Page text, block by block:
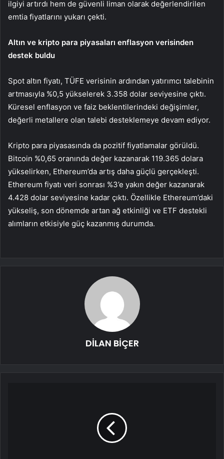
ilgiyi artırdı hem de güvenli liman olarak değerlendirilen
emtia fiyatlarını yukarı çekti.
Altın ve kripto para piyasaları enflasyon verisinden
destek buldu
Spot altın fiyatı, TÜFE verisinin ardından yatırımcı talebinin
artmasıyla %0,5 yükselerek 3.358 dolar seviyesine çıktı.
Küresel enflasyon ve faiz beklentilerindeki değişimler,
değerli metallere olan talebi desteklemeye devam ediyor.
Kripto para piyasasında da pozitif fiyatlamalar görüldü.
Bitcoin %0,65 oranında değer kazanarak 119.365 dolara
yükselirken, Ethereum’da artış daha güçlü gerçekleşti.
Ethereum fiyatı veri sonrası %3’e yakın değer kazanarak
4.428 dolar seviyesine kadar çıktı. Özellikle Ethereum’daki
yükseliş, son dönemde artan ağ etkinliği ve ETF destekli
alımların etkisiyle güç kazanmış durumda.
DİLAN BİÇER